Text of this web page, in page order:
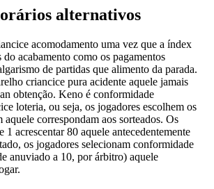
alternativos
acomodamento uma vez que a índex
acabamento como os pagamentos
de partidas que alimento da parada.
criancice pura acidente aquele jamais
obtenção. Keno é conformidade
loteria, ou seja, os jogadores escolhem os
aquele correspondam aos sorteados. Os
1 acrescentar 80 aquele antecedentemente
os jogadores selecionam conformidade
anuviado a 10, por árbitro) aquele